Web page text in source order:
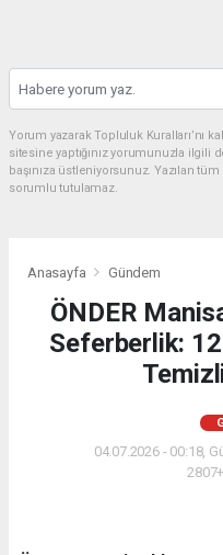
Yorum yazarak Topluluk Kuralları’nı
sitesine yaptığınız yorumunuzla ilgili
başınıza üstleniyorsunuz. Yazılan
sorumlu tutulamaz.
Anasayfa Gündem
ÖNDER
Seferberlik:
04.07.2026 - 00:18,